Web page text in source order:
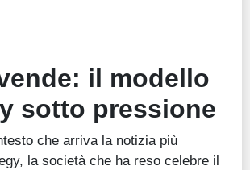
il modello
sotto pressione
che arriva la notizia più
la società che ha reso celebre il